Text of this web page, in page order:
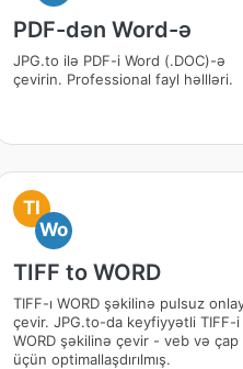
PDF-dən Word-ə
JPG.to ilə PDF-i Word (.DOC)-ə
çevirin. Professional fayl həllləri.
TI
Wo
TIFF to WORD
TIFF-ı WORD şəkilinə pulsuz
çevir. JPG.to-da keyfiyyətli TIFF-i
WORD şəkilinə çevir - veb və çap
üçün optimallaşdırılmış.